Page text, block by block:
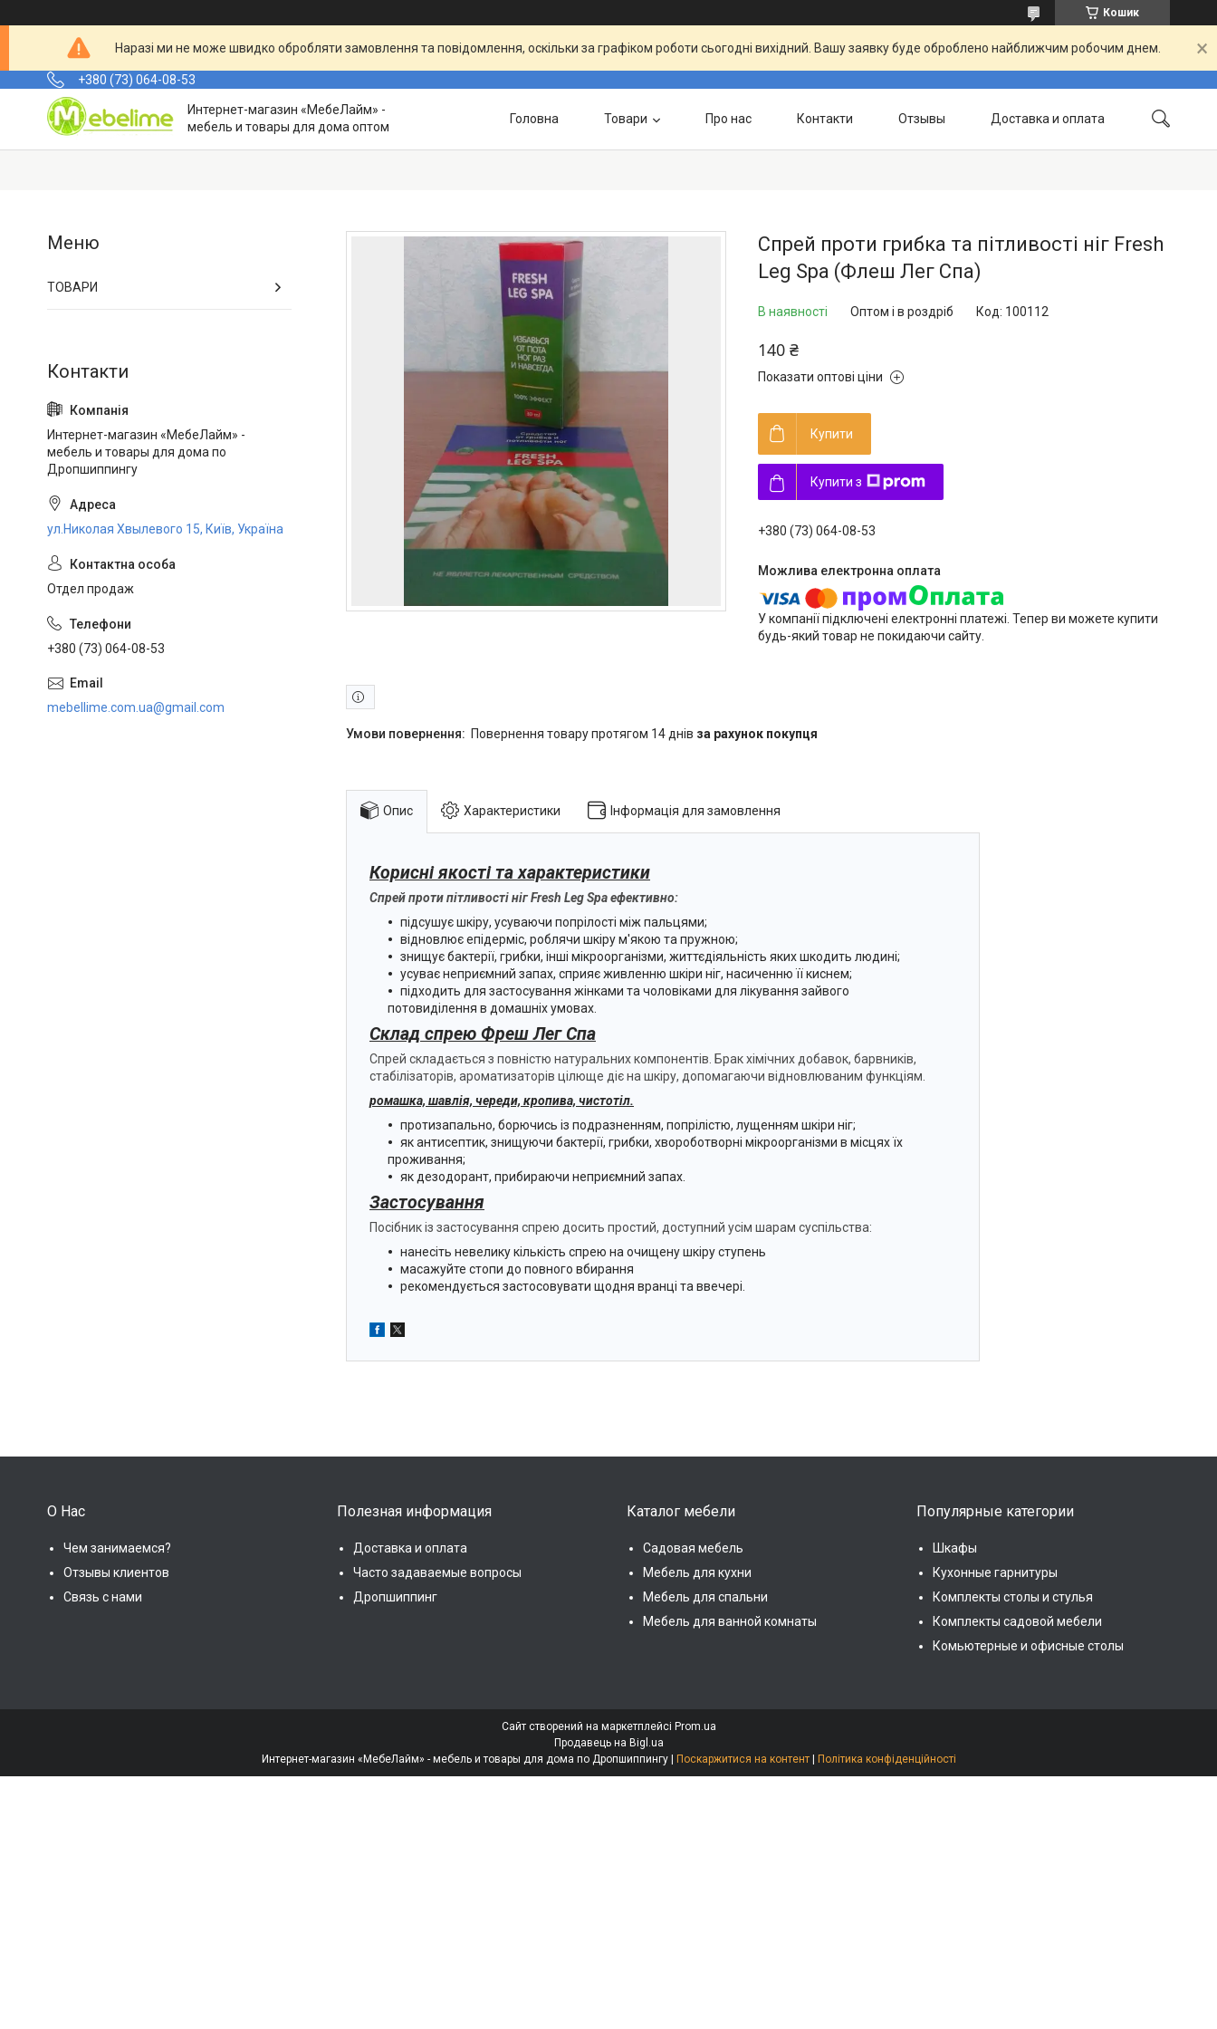
Кошик
Наразі ми не може швидко обробляти замовлення та повідомлення, оскільки за графіком роботи сьогодні вихідний. Вашу заявку буде оброблено найближчим робочим днем.
+380 (73) 064-08-53
Интернет-магазин «МебеЛайм» -
мебель и товары для дома оптом
Головна Товари Про нас Контакти Отзывы Доставка и оплата
Спрей проти грибка та пітливості ніг Fresh
Leg Spa (Флеш Лег Спа)
В наявності Оптом і в роздріб Код: 100112
140 ₴
Показати оптові ціни
Купити
Купити з
+380 (73) 064-08-53
У компанії підключені електронні платежі. Тепер ви можете купити
будь-який товар не покидаючи сайту.
повернення товару протягом 14 днів за рахунок покупця
Опис Характеристики Інформація для замовлення
Корисні якості та характеристики
Спрей проти пітливості ніг Fresh Leg Spa ефективно:
підсушує шкіру, усуваючи попрілості між пальцями;
відновлює епідерміс, роблячи шкіру м'якою та пружною;
знищує бактерії, грибки, інші мікроорганізми, життєдіяльність яких шкодить людині;
усуває неприємний запах, сприяє живленню шкіри ніг, насиченню її киснем;
підходить для застосування жінками та чоловіками для лікування зайвого
потовиділення в домашніх умовах.
Склад спрею Фреш Лег Спа
Спрей складається з повністю натуральних компонентів. Брак хімічних добавок, барвників,
стабілізаторів, ароматизаторів цілюще діє на шкіру, допомагаючи відновлюваним функціям.
ромашка, шавлія, череди, кропива, чистотіл.
протизапально, борючись із подразненням, попрілістю, лущенням шкіри ніг;
як антисептик, знищуючи бактерії, грибки, хвороботворні мікроорганізми в місцях їх
проживання;
як дезодорант, прибираючи неприємний запах.
Застосування
Посібник із застосування спрею досить простий, доступний усім шарам суспільства:
нанесіть невелику кількість спрею на очищену шкіру ступень
масажуйте стопи до повного вбирання
рекомендується застосовувати щодня вранці та ввечері.
ТОВАРИ
Интернет-магазин «МебеЛайм» -
мебель и товары для дома по
Дропшиппингу
ул.Николая Хвылевого 15, Київ, Україна
Отдел продаж
+380 (73) 064-08-53
mebellime.com.ua@gmail.com
О Нас
Чем занимаемся?
Отзывы клиентов
Связь с нами
Полезная информация
Доставка и оплата
Часто задаваемые вопросы
Дропшиппинг
Каталог мебели
Садовая мебель
Мебель для кухни
Мебель для спальни
Мебель для ванной комнаты
Популярные категории
Шкафы
Кухонные гарнитуры
Комплекты столы и стулья
Комплекты садовой мебели
Комьютерные и офисные столы
Сайт створений на маркетплейсі Prom.ua
Продавець на Bigl.ua
Поскаржитися на контент Політика конфіденційності